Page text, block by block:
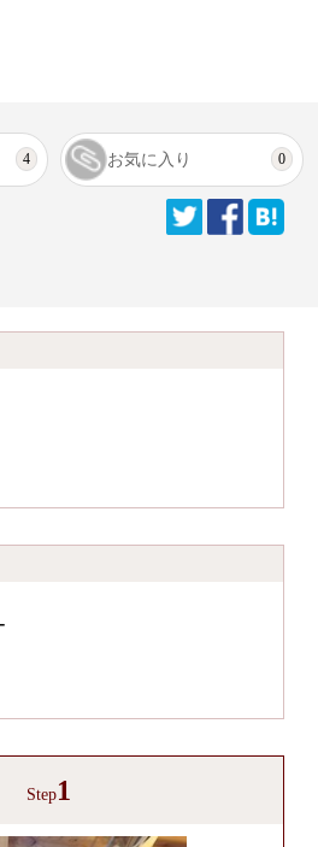
4 お気に入り 0
Step1